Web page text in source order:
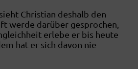
Christian deshalb den
werde darüber gesprochen,
erlebe er bis heute
hat er sich davon nie